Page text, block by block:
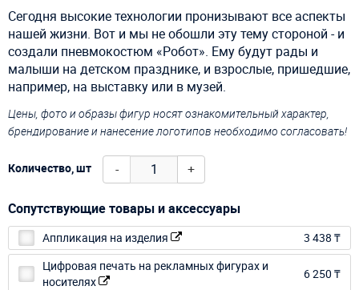
Сегодня высокие технологии пронизывают все аспекты
нашей жизни. Вот и мы не обошли эту тему стороной - и
создали пневмокостюм «Робот». Ему будут рады и
малыши на детском празднике, и взрослые, пришедшие,
например, на выставку или в музей.
Цены, фото и образы фигур носят ознакомительный характер,
брендирование и нанесение логотипов необходимо согласовать!
Количество, шт - +
Сопутствующие товары и аксессуары
Аппликация на изделия
3 438 ₸
Цифровая печать на рекламных фигурах и
носителях
6 250 ₸